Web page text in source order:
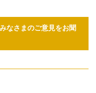
なさまのご意見をお聞